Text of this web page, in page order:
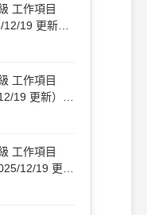
工作項目
19 更新）
工作項目
19 更新）
工作項目
12/19 更